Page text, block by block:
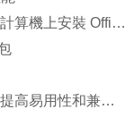
怎麼樣在運行 Windows 終端服務器地計算機上安裝 Office 2003
關閉Windows Server 2008 的IE SEC,提高易用性和兼容性